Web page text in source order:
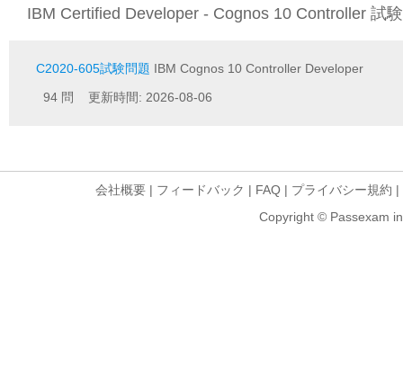
IBM Certified Developer - Cognos 10 Controller 試
C2020-605試験問題 IBM Cognos 10 Controller Developer
94 問 更新時間: 2026-08-06
会社概要 | フィードバック | FAQ | プライバシー規約 |
Copyright © Passexam